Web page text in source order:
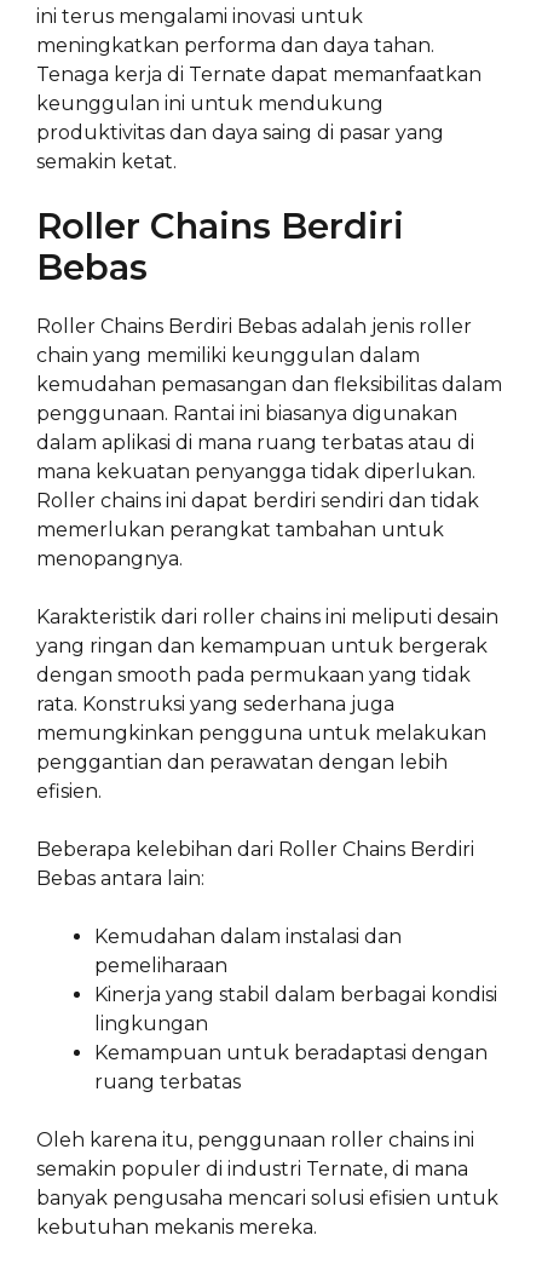
ini terus mengalami inovasi untuk
meningkatkan performa dan daya tahan.
Tenaga kerja di Ternate dapat memanfaatkan
keunggulan ini untuk mendukung
produktivitas dan daya saing di pasar yang
semakin ketat.
Roller Chains Berdiri
Bebas
Roller Chains Berdiri Bebas adalah jenis roller
chain yang memiliki keunggulan dalam
kemudahan pemasangan dan fleksibilitas dalam
penggunaan. Rantai ini biasanya digunakan
dalam aplikasi di mana ruang terbatas atau di
mana kekuatan penyangga tidak diperlukan.
Roller chains ini dapat berdiri sendiri dan tidak
memerlukan perangkat tambahan untuk
menopangnya.
Karakteristik dari roller chains ini meliputi desain
yang ringan dan kemampuan untuk bergerak
dengan smooth pada permukaan yang tidak
rata. Konstruksi yang sederhana juga
memungkinkan pengguna untuk melakukan
penggantian dan perawatan dengan lebih
efisien.
Beberapa kelebihan dari Roller Chains Berdiri
Bebas antara lain:
Kemudahan dalam instalasi dan
pemeliharaan
Kinerja yang stabil dalam berbagai kondisi
lingkungan
Kemampuan untuk beradaptasi dengan
ruang terbatas
Oleh karena itu, penggunaan roller chains ini
semakin populer di industri Ternate, di mana
banyak pengusaha mencari solusi efisien untuk
kebutuhan mekanis mereka.